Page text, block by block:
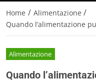
Home / Alimentazione /
Quando l’alimentazione
Alimentazione
Quando